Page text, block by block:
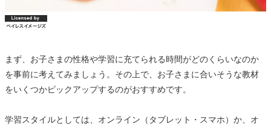
まず、お子さまの性格や学習に充てられる時間がどのくらいなのか
を事前に考えてみましょう。その上で、お子さまに合いそうな教材
をいくつかピックアップするのがおすすめです。
学習スタイルとしては、オンライン（タブレット・スマホ）か、オ